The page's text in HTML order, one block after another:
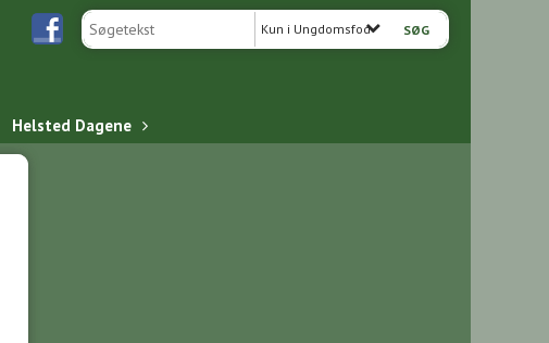
Kun i Ungdomsfodbold
Helsted Dagene